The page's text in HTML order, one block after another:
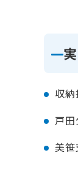
収納
戸
美笹